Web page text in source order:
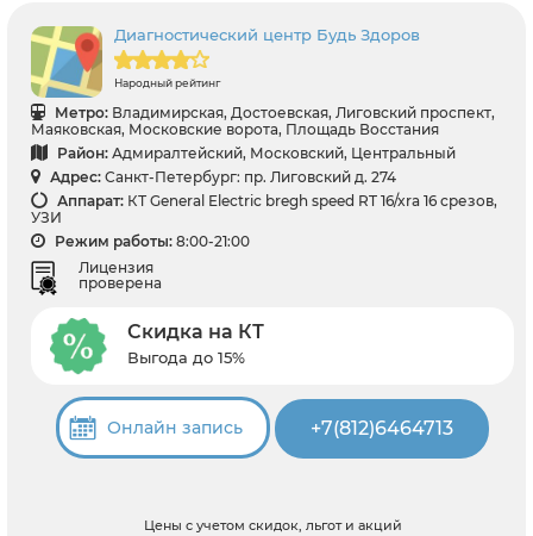
Диагностический центр Будь Здоров
Народный рейтинг
Метро: Владимирская, Достоевская, Лиговский проспект,
Маяковская, Московские ворота, Площадь Восстания
Район: Адмиралтейский, Московский, Центральный
Адрес: Санкт-Петербург: пр. Лиговский д. 274
Аппарат: КТ General Electric bregh speed RT 16/xra 16 срезов,
УЗИ
Режим работы: 8:00-21:00
Лицензия
проверена
Скидка на КТ
Выгода до 15%
Онлайн запись +7(812)6464713
Цены с учетом скидок, льгот и акций